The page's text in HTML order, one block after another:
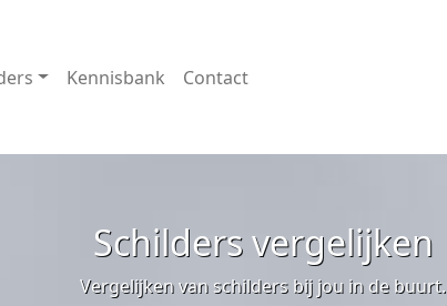
Kennisbank Contact
Schilders vergelijken
Vergelijken van schilders bij jou in de buurt.